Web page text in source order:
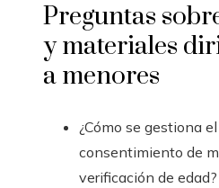
Preguntas
y materiales
a menores
¿Cómo se gestiona el
consentimiento de
verificación de edad?